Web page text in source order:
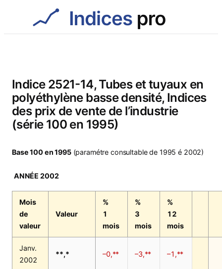
Indice 2521-14, Tubes et tuyaux en
polyéthylène basse densité, Indices
des prix de vente de l’industrie
(série 100 en 1995)
Base 100 en 1995(paramétre consultable de 1995 é 2002)
ANNÉE 2002
Mois
de
valeur
Valeur
%
1
mois
%
3
mois
%
12
mois
Janv.
2002
**,* –0,** –3,** –1,**